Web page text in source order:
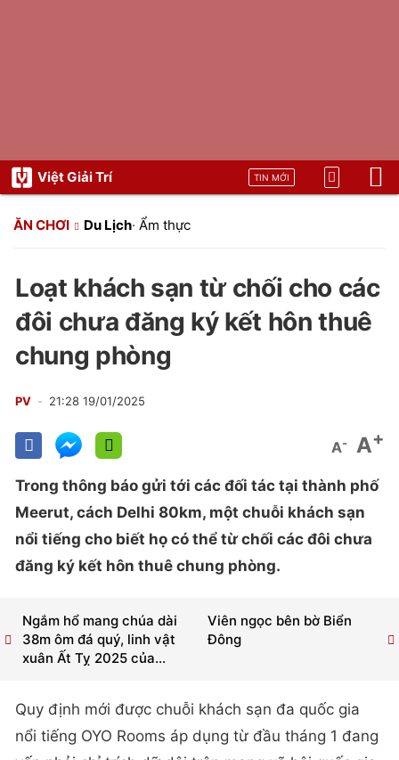
Việt Giải Trí TIN MỚI
ĂN CHƠI Du Lịch· Ẩm thực
Loạt khách sạn từ chối cho các
đôi chưa đăng ký kết hôn thuê
chung phòng
PV 21:28 19/01/2025
A- A+
Trong thông báo gửi tới các đối tác tại thành phố
Meerut, cách Delhi 80km, một chuỗi khách sạn
nổi tiếng cho biết họ có thể từ chối các đôi chưa
đăng ký kết hôn thuê chung phòng.
Viên ngọc bên bờ Biển
Đông
Ngắm hổ mang chúa dài
38m ôm đá quý, linh vật
xuân Ất Tỵ 2025 của...
Quy định mới được chuỗi khách sạn đa quốc gia
nổi tiếng OYO Rooms áp dụng từ đầu tháng 1 đang